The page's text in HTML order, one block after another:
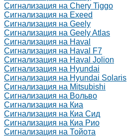
Сигнализация на Chery Tiggo
Сигнализация на Exeed
Сигнализация на Geely
Сигнализация на Geely Atlas
Сигнализация на Haval
Сигнализация на Haval F7
Сигнализация на Haval Jolion
Сигнализация на Hyundai
Сигнализация на Hyundai Solaris
Сигнализация на Mitsubishi
Сигнализация на Вольво
Сигнализация на Киа
Сигнализация на Киа Cид
Сигнализация на Киа Рио
Сигнализация на Тойота